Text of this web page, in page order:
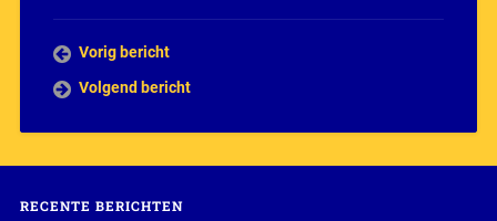
Vorig bericht
Volgend bericht
RECENTE BERICHTEN